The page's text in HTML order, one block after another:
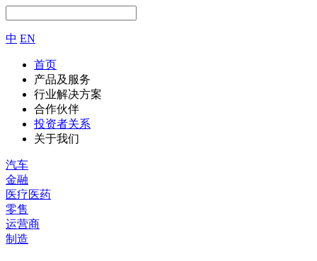
中 EN
首页
产品及服务
行业解决方案
合作伙伴
投资者关系
关于我们
汽车
金融
医疗医药
零售
运营商
制造